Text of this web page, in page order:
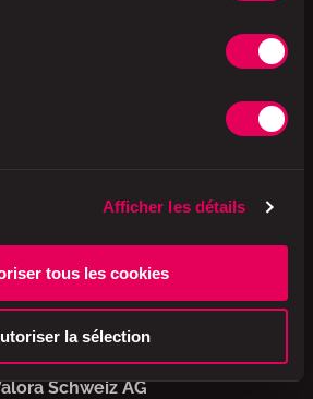
Afficher les détails
tous les cookies
la sélection
Schweiz AG